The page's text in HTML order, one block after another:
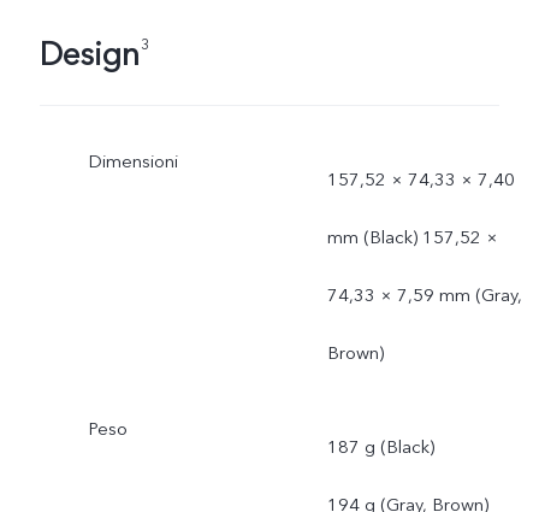
Design3
Dimensioni
157,52 × 74,33 × 7,40
mm (Black) 157,52 ×
74,33 × 7,59 mm (Gray,
Brown)
Peso
187 g (Black)
194 g (Gray, Brown)